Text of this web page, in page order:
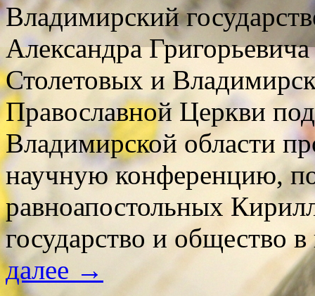
Владимирский
Александра
Столетовых и
Православной Церкви
Владимирской области
научную конференцию,
равноапостольных
государство и общество
далее →